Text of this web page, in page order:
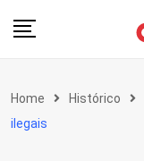
Home Histórico
ilegais